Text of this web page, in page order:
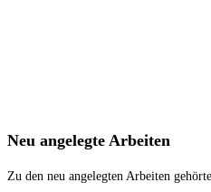
Neu angelegte Arbeiten
Zu den neu angelegten Arbeiten